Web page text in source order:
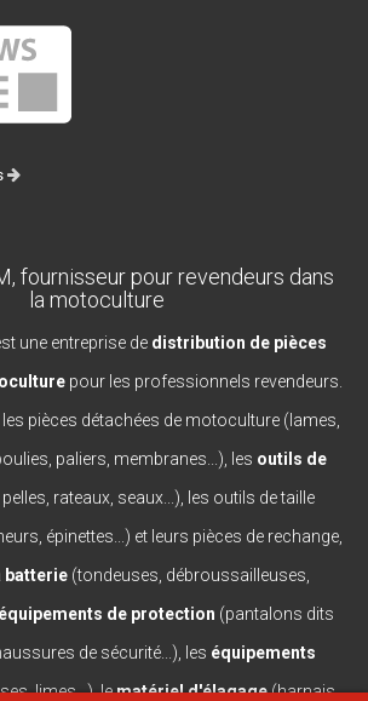
fournisseur pour revendeurs dans
la motoculture
une entreprise de distribution de pièces
pour les professionnels revendeurs.
pièces détachées de motoculture (lames,
paliers, membranes...), les outils de
rateaux, seaux...), les outils de taille
épinettes...) et leurs pièces de rechange,
batterie (tondeuses, débroussailleuses,
équipements de protection (pantalons dits
de sécurité...), les équipements
limes...), lematériel d'élagage(harnais,